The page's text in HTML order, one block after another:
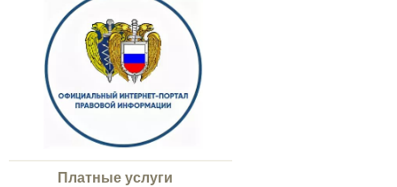
Платные услуги